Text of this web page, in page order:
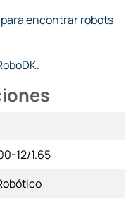
para encontrar robots
12/1.65